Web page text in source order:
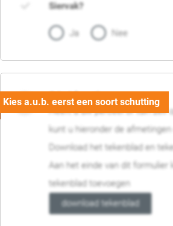
Siervak?
Ja Nee
04. Afmetingen
Heeft u uw perceel of tuin zelf
kunt u hieronder de afmetingen
Download het tekenblad en
Aan het einde van dit formulier
tekenblad toevoegen
download tekenblad